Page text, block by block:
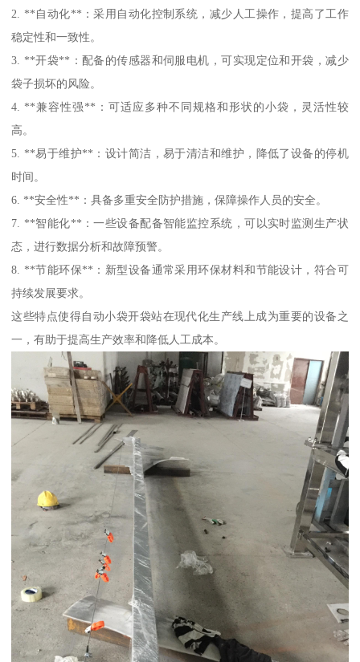
2. **自动化**：采用自动化控制系统，减少人工操作，提高了工作
稳定性和一致性。
3. **开袋**：配备的传感器和伺服电机，可实现定位和开袋，减少
袋子损坏的风险。
4. **兼容性强**：可适应多种不同规格和形状的小袋，灵活性较
高。
5. **易于维护**：设计简洁，易于清洁和维护，降低了设备的停机
时间。
6. **安全性**：具备多重安全防护措施，保障操作人员的安全。
7. **智能化**：一些设备配备智能监控系统，可以实时监测生产状
态，进行数据分析和故障预警。
8. **节能环保**：新型设备通常采用环保材料和节能设计，符合可
持续发展要求。
这些特点使得自动小袋开袋站在现代化生产线上成为重要的设备之
一，有助于提高生产效率和降低人工成本。